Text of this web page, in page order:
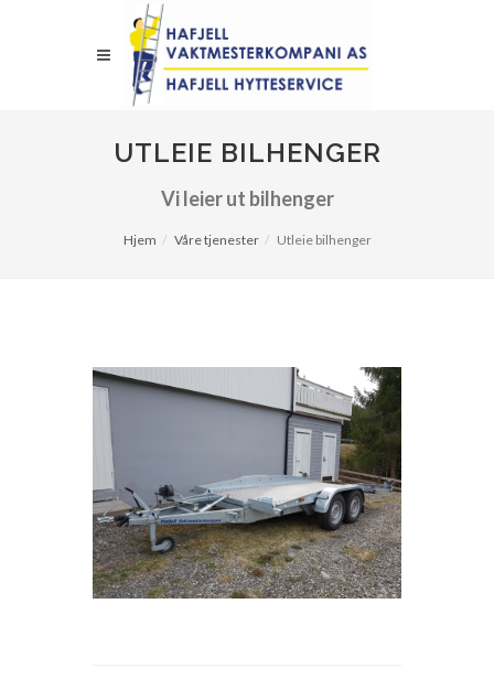
UTLEIE BILHENGER
Vi leier ut bilhenger
Hjem Våre tjenester Utleie bilhenger